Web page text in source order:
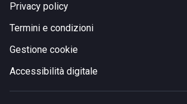
Privacy policy
Termini e condizioni
Gestione cookie
Accessibilità digitale